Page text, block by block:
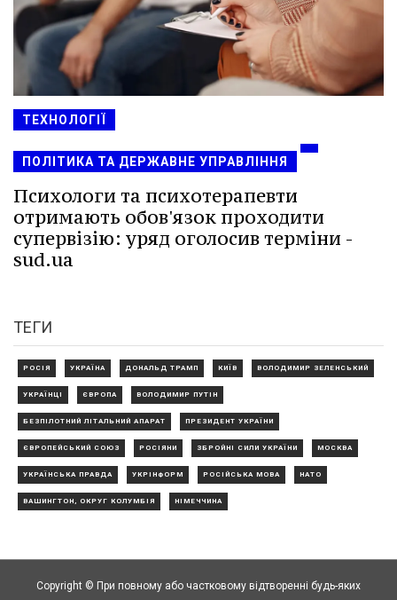
ТЕХНОЛОГІЇ
ПОЛІТИКА ТА ДЕРЖАВНЕ УПРАВЛІННЯ
Психологи та психотерапевти
отримають обов'язок проходити
супервізію: уряд оголосив терміни -
sud.ua
ТЕГИ
РОСІЯ УКРАЇНА ДОНАЛЬД ТРАМП КИЇВ ВОЛОДИМИР ЗЕЛЕНСЬКИЙ
УКРАЇНЦІ ЄВРОПА ВОЛОДИМИР ПУТІН
БЕЗПІЛОТНИЙ ЛІТАЛЬНИЙ АПАРАТ ПРЕЗИДЕНТ УКРАЇНИ
ЄВРОПЕЙСЬКИЙ СОЮЗ РОСІЯНИ ЗБРОЙНІ СИЛИ УКРАЇНИ МОСКВА
УКРАЇНСЬКА ПРАВДА УКРІНФОРМ РОСІЙСЬКА МОВА НАТО
ВАШИНГТОН, ОКРУГ КОЛУМБІЯ НІМЕЧЧИНА
Copyright © При повному або частковому відтворенні будь-яких